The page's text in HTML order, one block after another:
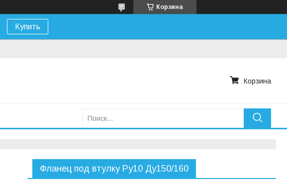
Корзина
Купить
Корзина
Фланец под втулку Ру10 Ду150/160